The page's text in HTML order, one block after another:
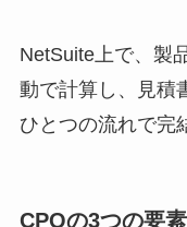
NetSuite上で、製
動で計算し、見積
ひとつの流れで完
CPQの3つの要素